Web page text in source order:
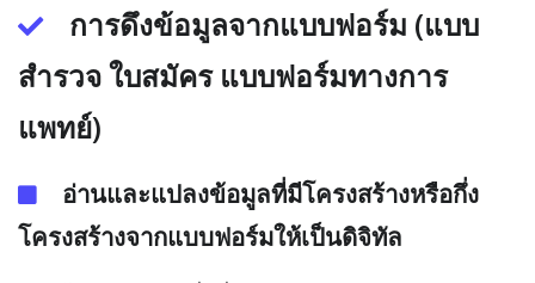
การดึงข้อมูลจากแบบฟอร์ม (แบบ
สำรวจ ใบสมัคร แบบฟอร์มทางการ
แพทย์)
อ่านและแปลงข้อมูลที่มีโครงสร้างหรือกึ่ง
โครงสร้างจากแบบฟอร์มให้เป็นดิจิทัล